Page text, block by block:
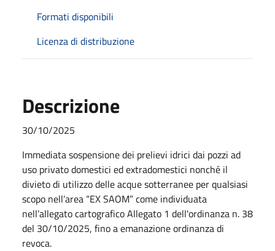
Formati disponibili
Licenza di distribuzione
Descrizione
30/10/2025
Immediata sospensione dei prelievi idrici dai pozzi ad
uso privato domestici ed extradomestici nonché il
divieto di utilizzo delle acque sotterranee per qualsiasi
scopo nell’area “EX SAOM” come individuata
nell’allegato cartografico Allegato 1 dell'ordinanza n. 38
del 30/10/2025, fino a emanazione ordinanza di
revoca.